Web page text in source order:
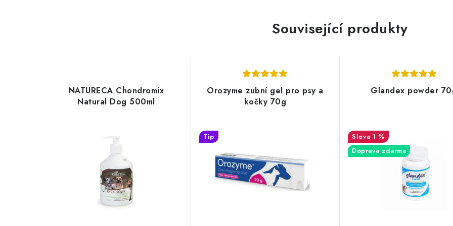
Související produkty
NATURECA Chondromix
Natural Dog 500ml
Orozyme zubní gel pro psy a
kočky 70g
Tip
Glandex powder
1 %
Doprava zdarma